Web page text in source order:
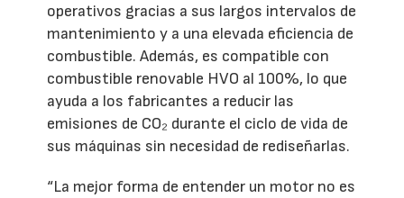
operativos gracias a sus largos intervalos de
mantenimiento y a una elevada eficiencia de
combustible. Además, es compatible con
combustible renovable HVO al 100%, lo que
ayuda a los fabricantes a reducir las
emisiones de CO₂ durante el ciclo de vida de
sus máquinas sin necesidad de rediseñarlas.
“La mejor forma de entender un motor no es